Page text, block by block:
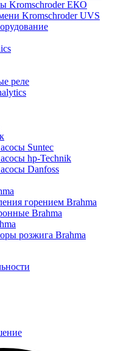
Kromschroder ЕКО
Kromschroder UVS
реле
Suntec
hp-Technik
Danfoss
горением Brahma
Brahma
розжига Brahma